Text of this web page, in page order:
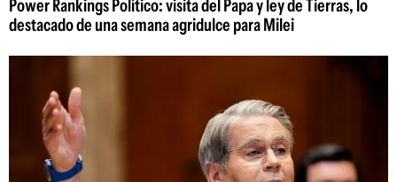
Power Rankings Político: visita del Papa y ley de Tierras, lo
destacado de una semana agridulce para Milei